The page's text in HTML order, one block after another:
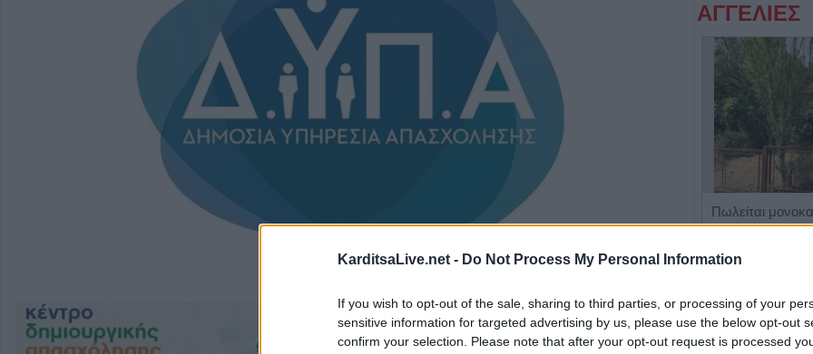
KarditsaLive.net - Do Not Process My Personal Information
If you wish to opt-out of the sale, sharing to third parties, or processing of your
sensitive information for targeted advertising by us, please use the below opt-out
confirm your selection. Please note that after your opt-out request is processed
ΑΓΓΕΛΙΕΣ